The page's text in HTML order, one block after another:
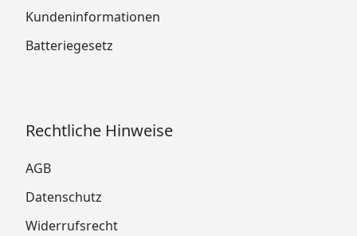
Kundeninformationen
Batteriegesetz
Rechtliche Hinweise
AGB
Datenschutz
Widerrufsrecht